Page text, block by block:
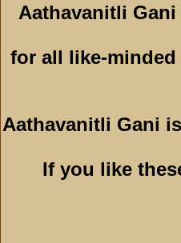
Aathavanitli
for all like-
Aathavanitli Gani
If you like